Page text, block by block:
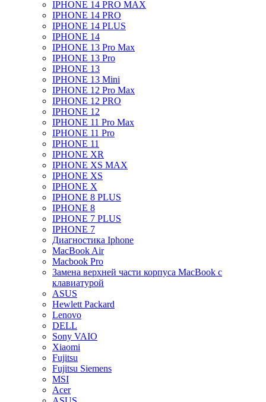
IPHONE 14 PRO MAX
IPHONE 14 PRO
IPHONE 14 PLUS
IPHONE 14
IPHONE 13 Pro Max
IPHONE 13 Pro
IPHONE 13
IPHONE 13 Mini
IPHONE 12 Pro Max
IPHONE 12 PRO
IPHONE 12
IPHONE 11 Pro Max
IPHONE 11 Pro
IPHONE 11
IPHONE XR
IPHONE XS MAX
IPHONE XS
IPHONE X
IPHONE 8 PLUS
IPHONE 8
IPHONE 7 PLUS
IPHONE 7
Диагностика Iphone
MacBook Air
Macbook Pro
Замена верхней части корпуса MacBook с
клавиатурой
ASUS
Hewlett Packard
Lenovo
DELL
Sony VAIO
Xiaomi
Fujitsu
Fujitsu Siemens
MSI
Acer